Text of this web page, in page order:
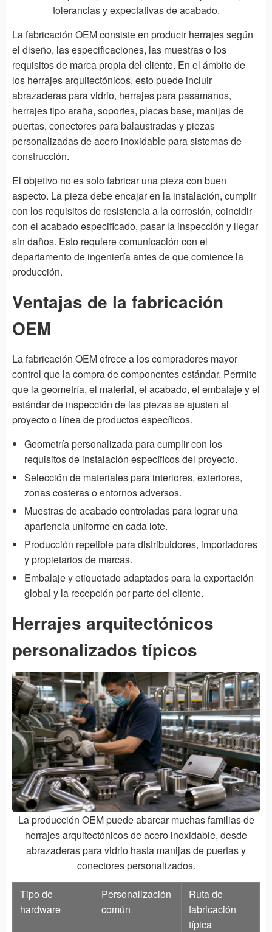
tolerancias y expectativas de acabado.
La fabricación OEM consiste en producir herrajes según
el diseño, las especificaciones, las muestras o los
requisitos de marca propia del cliente. En el ámbito de
los herrajes arquitectónicos, esto puede incluir
abrazaderas para vidrio, herrajes para pasamanos,
herrajes tipo araña, soportes, placas base, manijas de
puertas, conectores para balaustradas y piezas
personalizadas de acero inoxidable para sistemas de
construcción.
El objetivo no es solo fabricar una pieza con buen
aspecto. La pieza debe encajar en la instalación, cumplir
con los requisitos de resistencia a la corrosión, coincidir
con el acabado especificado, pasar la inspección y llegar
sin daños. Esto requiere comunicación con el
departamento de ingeniería antes de que comience la
producción.
Ventajas de la fabricación
OEM
La fabricación OEM ofrece a los compradores mayor
control que la compra de componentes estándar. Permite
que la geometría, el material, el acabado, el embalaje y el
estándar de inspección de las piezas se ajusten al
proyecto o línea de productos específicos.
Geometría personalizada para cumplir con los
requisitos de instalación específicos del proyecto.
Selección de materiales para interiores, exteriores,
zonas costeras o entornos adversos.
Muestras de acabado controladas para lograr una
apariencia uniforme en cada lote.
Producción repetible para distribuidores, importadores
y propietarios de marcas.
Embalaje y etiquetado adaptados para la exportación
global y la recepción por parte del cliente.
Herrajes arquitectónicos
personalizados típicos
La producción OEM puede abarcar muchas familias de
herrajes arquitectónicos de acero inoxidable, desde
abrazaderas para vidrio hasta manijas de puertas y
conectores personalizados.
Tipo de
hardware
Personalización
común
Ruta de
fabricación
típica